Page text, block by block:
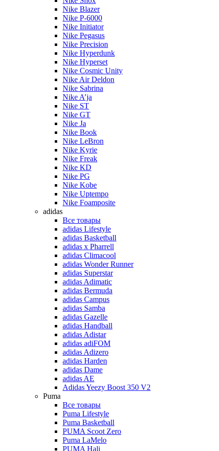
Nike Blazer
Nike P-6000
Nike Initiator
Nike Pegasus
Nike Precision
Nike Hyperdunk
Nike Hyperset
Nike Cosmic Unity
Nike Air Deldon
Nike Sabrina
Nike A’ja
Nike ST
Nike GT
Nike Ja
Nike Book
Nike LeBron
Nike Kyrie
Nike Freak
Nike KD
Nike PG
Nike Kobe
Nike Uptempo
Nike Foamposite
adidas
Все товары
adidas Lifestyle
adidas Basketball
adidas x Pharrell
adidas Climacool
adidas Wonder Runner
adidas Superstar
adidas Adimatic
adidas Bermuda
adidas Campus
adidas Samba
adidas Gazelle
adidas Handball
adidas Adistar
adidas adiFOM
adidas Adizero
adidas Harden
adidas Dame
adidas AE
Adidas Yeezy Boost 350 V2
Puma
Все товары
Puma Lifestyle
Puma Basketball
PUMA Scoot Zero
Puma LaMelo
PUMA Hali